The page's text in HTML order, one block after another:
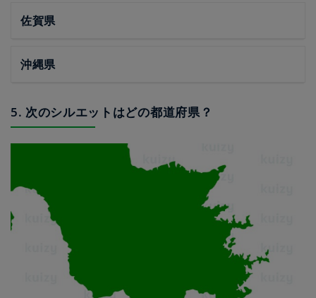
佐賀県
沖縄県
5. 次のシルエットはどの都道府県？